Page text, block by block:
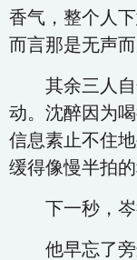
香气，整个人
而言那是无声而
其余三人自
动。沈醉因为
信息素止不住
缓得像慢半拍的
下一秒，岑
他早忘了旁